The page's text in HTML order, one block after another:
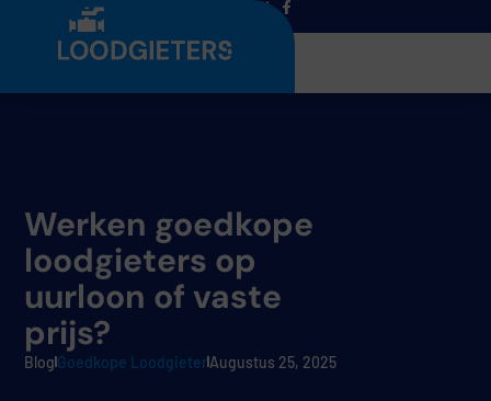
Menu
Werken goedkope
loodgieters op
uurloon of vaste
prijs?
BlogGoedkope LoodgieterAugustus 25, 2025